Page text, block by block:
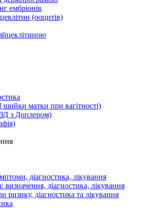
ембріонів
(ооцитів)
шийки матки при вагітності)
з Доплером)
дiагностика, лiкування
діагностика, лікування
ризику, діагностика та лікування